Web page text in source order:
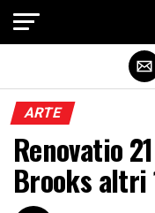
ARTE
Renovatio
Brooks altri